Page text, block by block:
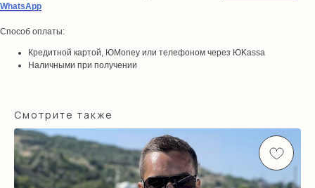
WhatsApp
Способ оплаты:
Кредитной картой, ЮMoney или телефоном через ЮKassa
Наличными при получении
Смотрите также